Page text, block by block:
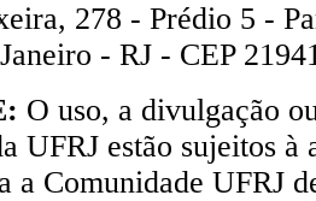
278 - Prédio 5 -
Janeiro - RJ - CEP
O uso, a divulgação
UFRJ estão sujeitos
a Comunidade UFRJ